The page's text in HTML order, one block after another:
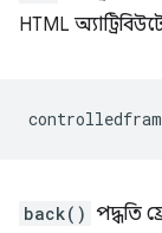
HTML
back() পদ্ধতি